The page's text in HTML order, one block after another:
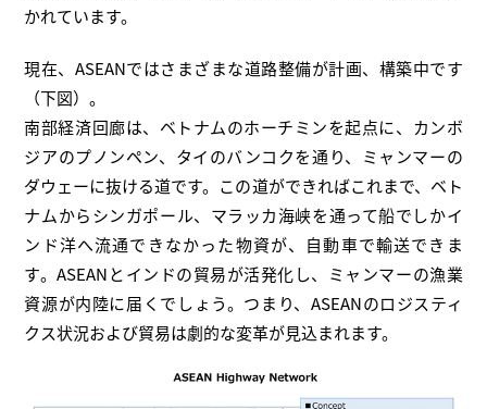
かれています。
現在、ASEANではさまざまな道路整備が計画、構築中です
（下図）。
南部経済回廊は、ベトナムのホーチミンを起点に、カンボ
ジアのプノンペン、タイのバンコクを通り、ミャンマーの
ダウェーに抜ける道です。この道ができればこれまで、ベト
ナムからシンガポール、マラッカ海峡を通って船でしかイ
ンド洋へ流通できなかった物資が、自動車で輸送できま
す。ASEANとインドの貿易が活発化し、ミャンマーの漁業
資源が内陸に届くでしょう。つまり、ASEANのロジスティ
クス状況および貿易は劇的な変革が見込まれます。